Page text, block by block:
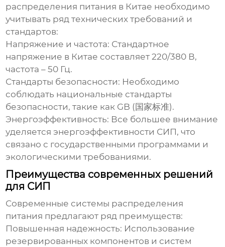
распределения питания в Китае необходимо
учитывать ряд технических требований и
стандартов:
Напряжение и частота: Стандартное
напряжение в Китае составляет 220/380 В,
частота – 50 Гц.
Стандарты безопасности: Необходимо
соблюдать национальные стандарты
безопасности, такие как GB (国家标准).
Энергоэффективность: Все большее внимание
уделяется энергоэффективности СИП, что
связано с государственными программами и
экологическими требованиями.
Преимущества современных решений
для СИП
Современные системы распределения
питания предлагают ряд преимуществ:
Повышенная надежность: Использование
резервированных компонентов и систем